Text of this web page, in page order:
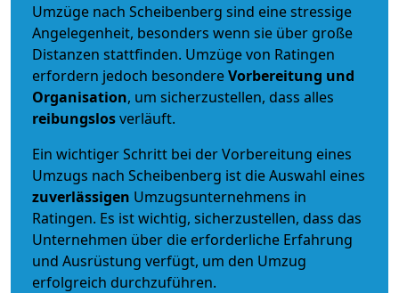
Umzüge nach Scheibenberg sind eine stressige
Angelegenheit, besonders wenn sie über große
Distanzen stattfinden. Umzüge von Ratingen
erfordern jedoch besondereVorbereitung und
Organisation, um sicherzustellen, dass alles
reibungslosverläuft.
Ein wichtiger Schritt bei der Vorbereitung eines
Umzugs nach Scheibenberg ist die Auswahl eines
zuverlässigen Umzugsunternehmens in
Ratingen. Es ist wichtig, sicherzustellen, dass das
Unternehmen über die erforderliche Erfahrung
und Ausrüstung verfügt, um den Umzug
erfolgreich durchzuführen.